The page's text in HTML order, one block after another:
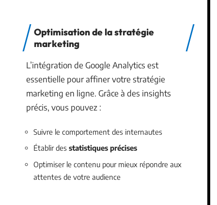
Optimisation de la stratégie
marketing
L’intégration de Google Analytics est
essentielle pour affiner votre stratégie
marketing en ligne. Grâce à des insights
précis, vous pouvez :
Suivre le comportement des internautes
Établir des statistiques précises
Optimiser le contenu pour mieux répondre aux
attentes de votre audience